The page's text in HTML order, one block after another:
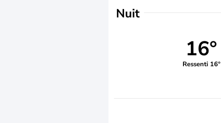
Nuit
16°
Ressenti 16°